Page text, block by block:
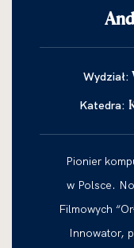
Wydział:
Katedra:
Pionier
w Polsce.
Filmowych
Innowator,